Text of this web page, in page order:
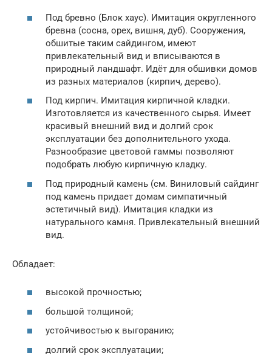
Под бревно (Блок хаус). Имитация округленного
бревна (сосна, орех, вишня, дуб). Сооружения,
обшитые таким сайдингом, имеют
привлекательный вид и вписываются в
природный ландшафт. Идёт для обшивки домов
из разных материалов (кирпич, дерево).
Под кирпич. Имитация кирпичной кладки.
Изготовляется из качественного сырья. Имеет
красивый внешний вид и долгий срок
эксплуатации без дополнительного ухода.
Разнообразие цветовой гаммы позволяют
подобрать любую кирпичную кладку.
Под природный камень (см. Виниловый сайдинг
под камень придает домам симпатичный
эстетичный вид). Имитация кладки из
натурального камня. Привлекательный внешний
вид.
Обладает:
высокой прочностью;
большой толщиной;
устойчивостью к выгоранию;
долгий срок эксплуатации;